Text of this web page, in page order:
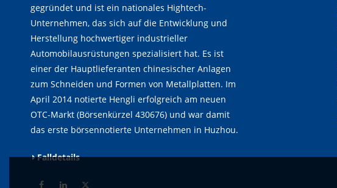
gegründet und ist ein nationales Hightech-
Unternehmen, das sich auf die Entwicklung und
Herstellung hochwertiger industrieller
Automobilausrüstungen spezialisiert hat. Es ist
einer der Hauptlieferanten chinesischer Anlagen
zum Schneiden und Formen von Metallplatten. Im
April 2014 notierte Hengli erfolgreich am neuen
OTC-Markt (Börsenkürzel 430676) und war damit
das erste börsennotierte Unternehmen in Huzhou.
Falldetails